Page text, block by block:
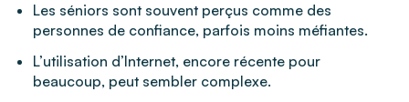
Les séniors sont souvent perçus comme des
personnes de confiance, parfois moins méfiantes.
L’utilisation d’Internet, encore récente pour
beaucoup, peut sembler complexe.